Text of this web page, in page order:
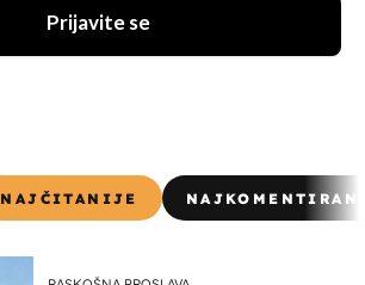
Prijavite se
NAJČITANIJE